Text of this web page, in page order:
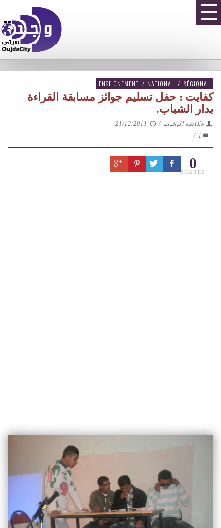
ENSEIGNEMENT / NATIONAL / RÉGIONAL
كفايت : حفل تسليم جوائز مسابقة القراءة
بدار الشباب.‎
عكاشة البخيت /
21/12/2011
1
/
0
SHARES